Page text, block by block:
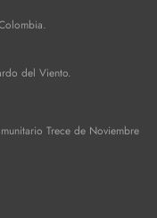
del Viento.
Trece de Noviembre